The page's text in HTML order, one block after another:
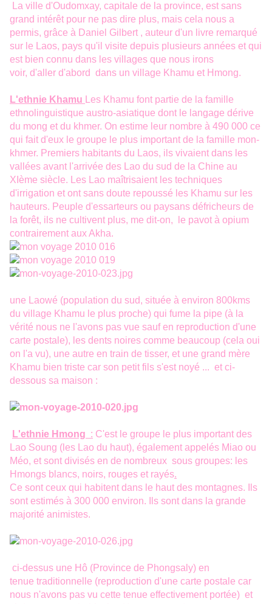
La ville d'Oudomxay, capitale de la province, est sans
grand intérêt pour ne pas dire plus, mais cela nous a
permis, grâce à Daniel Gilbert , auteur d'un livre remarqué
sur le Laos, pays qu'il visite depuis plusieurs années et qui
est bien connu dans les villages que nous irons
voir, d'aller d'abord dans un village Khamu et Hmong.
L'ethnie Khamu
Les Khamu font partie de la famille
ethnolinguistique austro-asiatique dont le langage dérive
du mong et du khmer. On estime leur nombre à 490 000 ce
qui fait d'eux le groupe le plus important de la famille mon-
khmer. Premiers habitants du Laos, ils vivaient dans les
vallées avant l'arrivée des Lao du sud de la Chine au
XIème siècle. Les Lao maîtrisaient les techniques
d'irrigation et ont sans doute repoussé les Khamu sur les
hauteurs. Peuple d'essarteurs ou paysans défricheurs de
la forêt, ils ne cultivent plus, me dit-on, le pavot à opium
contrairement aux Akha.
une Laowé (population du sud, située à environ 800kms
du village Khamu le plus proche) qui fume la pipe (à la
vérité nous ne l'avons pas vue sauf en reproduction d'une
carte postale), les dents noires comme beaucoup (cela oui
on l'a vu), une autre en train de tisser, et une grand mère
Khamu bien triste car son petit fils s'est noyé ... et ci-
dessous sa maison :
L'ethnie Hmong : C'est le groupe le plus important des
Lao Soung (les Lao du haut), également appelés Miao ou
Méo, et sont divisés en de nombreux sous groupes: les
Hmongs blancs, noirs, rouges et rayés.
Ce sont ceux qui habitent dans le haut des montagnes. Ils
sont estimés à 300 000 environ. Ils sont dans la grande
majorité animistes.
ci-dessus une Hô (Province de Phongsaly) en
tenue traditionnelle (reproduction d'une carte postale car
nous n'avons pas vu cette tenue effectivement portée) et